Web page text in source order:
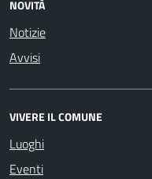
NOVITÀ
Notizie
Avvisi
VIVERE IL COMUNE
Luoghi
Eventi